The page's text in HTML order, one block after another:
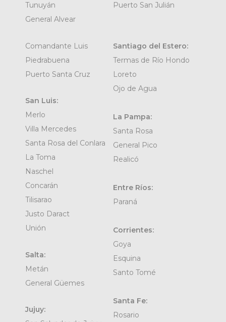
Tunuyán
General Alvear
Puerto San Julián
Comandante Luis
Piedrabuena
Puerto Santa Cruz
San Luis:
Merlo
Villa Mercedes
Santa Rosa del Conlara
La Toma
Naschel
Concarán
Tilisarao
Justo Daract
Unión
Salta:
Metán
General Güemes
Jujuy:
Santiago del Estero:
Termas de Río Hondo
Loreto
Ojo de Agua
La Pampa:
Santa Rosa
General Pico
Realicó
Entre Ríos:
Paraná
Corrientes:
Goya
Esquina
Santo Tomé
Santa Fe:
Rosario